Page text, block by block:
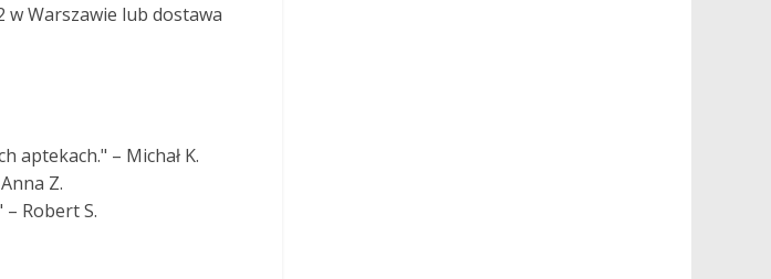
Warszawie lub dostawa
aptekach." – Michał K.
Z.
Robert S.